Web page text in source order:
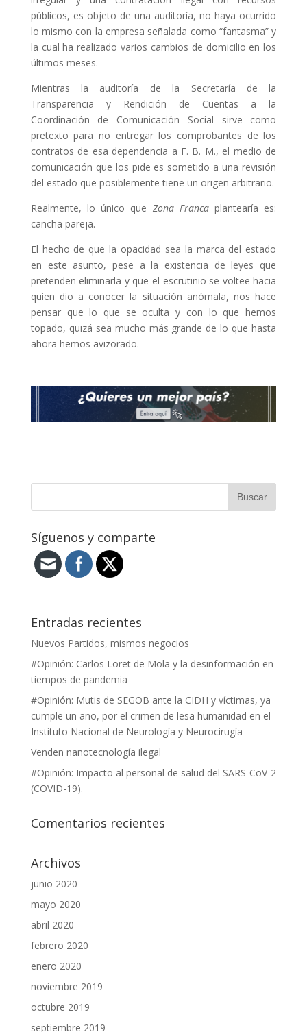
públicos, es objeto de una auditoría, no haya ocurrido
lo mismo con la empresa señalada como “fantasma” y
la cual ha realizado varios cambios de domicilio en los
últimos meses.
Mientras la auditoría de la Secretaría de la
Transparencia y Rendición de Cuentas a la
Coordinación de Comunicación Social sirve como
pretexto para no entregar los comprobantes de los
contratos de esa dependencia a F. B. M., el medio de
comunicación que los pide es sometido a una revisión
del estado que posiblemente tiene un origen arbitrario.
Realmente, lo único que Zona Francaplantearía es:
cancha pareja.
El hecho de que la opacidad sea la marca del estado
en este asunto, pese a la existencia de leyes que
pretenden eliminarla y que el escrutinio se voltee hacia
quien dio a conocer la situación anómala, nos hace
pensar que lo que se oculta y con lo que hemos
topado, quizá sea mucho más grande de lo que hasta
ahora hemos avizorado.
Síguenos y comparte
Entradas recientes
Nuevos Partidos, mismos negocios
#Opinión: Carlos Loret de Mola y la desinformación en
tiempos de pandemia
#Opinión: Mutis de SEGOB ante la CIDH y víctimas, ya
cumple un año, por el crimen de lesa humanidad en el
Instituto Nacional de Neurología y Neurocirugía
Venden nanotecnología ilegal
#Opinión: Impacto al personal de salud del SARS-CoV-2
(COVID-19).
Comentarios recientes
Archivos
junio 2020
mayo 2020
abril 2020
febrero 2020
enero 2020
noviembre 2019
octubre 2019
septiembre 2019